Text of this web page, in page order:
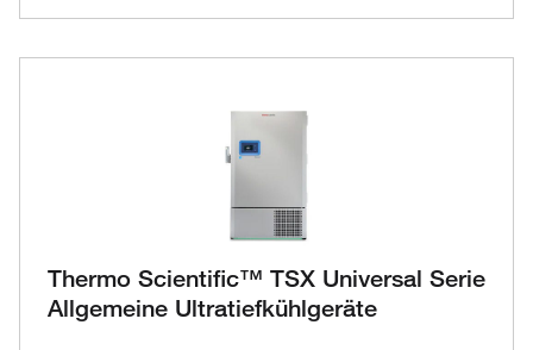
Thermo Scientific™ TSX Universal Serie
Allgemeine Ultratiefkühlgeräte